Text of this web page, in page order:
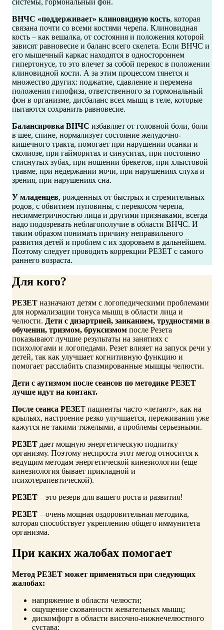
ВНЧС «поддерживает» клиновидную кость, которая
связана почти со всеми костями черепа. Клиновидная
кость – как вешалка, от состояния и положения которой
зависят равновесие и баланс всего скелета. Если ВНЧС и
его мышечный каркас находятся в одностороннем
гипертонусе, то это влечет за собой перекос в положении
клиновидной кости. А за этим процессом тянется и
множество других: поджатие, сдавление и перемена
положения гипофиза, ответственного за гормональный
фон в организме, дисбаланс всех мышц в теле, которые
пытаются сохранить равновесие.
Балансировка ВНЧС избавляет от головной боли, боли
в шее, спине, нормализует состояние желудочно-
кишечного тракта, помогает при нарушении осанки и
сколиозе, при гайморитах и синуситах, при постоянно
стиснутых зубах, при ношении брекетов, при хлыстовой
травме, при недержании мочи, при нарушениях слуха и
зрения, при нарушениях сна.
У младенцев, рожденных от быстрых и стремительных
родов, с обвитием пуповины, с перекосом черепа,
несимметричностью лица и другими признаками, всегда
надо подозревать неблагополучие в области ВНЧС. И
таким образом понимать причину неправильного
развития детей и проблем с их здоровьем в дальнейшем.
Поэтому следует проводить коррекции РЕЗЕТ с самого
раннего возраста.
Для кого?
РЕЗЕТ назначают детям с логопедическими проблемами
для нормализации тонуса мышц в области лица и
челюсти. Дети с дизартрией, заиканием, трудностями в
обучении, тризмом, бруксизмом после Резета
показывают лучшие результаты на занятиях с
психологами и логопедами. Резет влияет на запуск речи у
детей, так как улучшает когнитивную функцию и
помогает расслабить спазмированные мышцы челюсти.
Дети с аутизмом после сеансов по методике РЕЗЕТ
лучше идут на контакт.
После сеанса РЕЗЕТ пациенты часто «летают», как на
крыльях, настроение резко улучшается, переживания уже
кажутся не такими тяжелыми, а проблемы серьезными.
РЕЗЕТ дает мощную энергетическую подпитку
организму. Поэтому неспроста этот метод относится к
ведущим методам энергетической кинезиологии (еще
кинезиология бывает прикладной и
психотерапевтической).
РЕЗЕТ – это резерв для вашего роста и развития!
РЕЗЕТ – очень мощная оздоровительная методика,
которая способствует укреплению общего иммунитета
организма.
При каких жалобах помогает
Метод РЕЗЕТ может применяться при следующих
жалобах:
напряжение в области челюсти;
ощущение скованности жевательных мышц;
дискомфорт в области височно-нижнечелюстного
сустава;